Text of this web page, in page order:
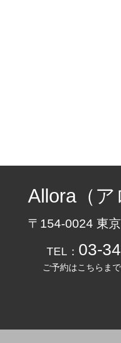
Allora（ア
〒154-0024 東
TEL： 03-
ご予約はこちらま